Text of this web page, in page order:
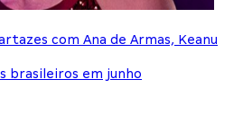
com Ana de Armas, Keanu
brasileiros em junho